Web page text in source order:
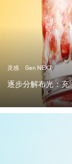
灵感 Gen NEXT
逐步分解布光：充
在柏林的最后几
是拍摄夏日鸡尾酒